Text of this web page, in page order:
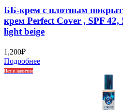
ББ-крем с плотным
крем Perfect Cover , SPF 42,
light beige
1,200₽
Подробнее
Нет в наличии